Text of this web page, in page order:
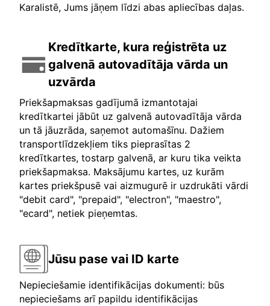
Karalistē, Jums jāņem līdzi abas apliecības daļas.
Kredītkarte, kura reģistrēta uz
galvenā autovadītāja vārda un
uzvārda
Priekšapmaksas gadījumā izmantotajai
kredītkartei jābūt uz galvenā autovadītāja vārda
un tā jāuzrāda, saņemot automašīnu. Dažiem
transportlīdzekļiem tiks pieprasītas 2
kredītkartes, tostarp galvenā, ar kuru tika veikta
priekšapmaksa. Maksājumu kartes, uz kurām
kartes priekšpusē vai aizmugurē ir uzdrukāti vārdi
"debit card", "prepaid", "electron", "maestro",
"ecard", netiek pieņemtas.
Jūsu pase vai ID karte
Nepieciešamie identifikācijas dokumenti: būs
nepieciešams arī papildu identifikācijas